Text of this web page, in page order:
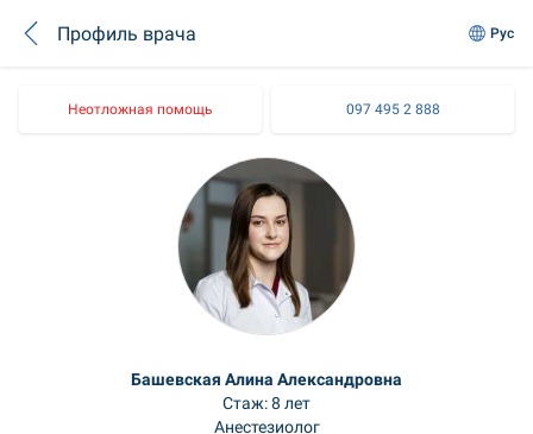
Профиль врача Рус
Неотложная помощь 097 495 2 888
Башевская Алина Александровна
Стаж: 8 лет
Анестезиолог